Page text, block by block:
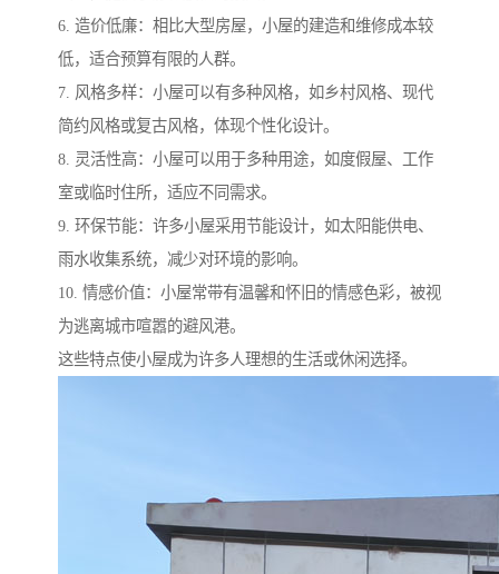
6. 造价低廉：相比大型房屋，小屋的建造和维修成本较
低，适合预算有限的人群。
7. 风格多样：小屋可以有多种风格，如乡村风格、现代
简约风格或复古风格，体现个性化设计。
8. 灵活性高：小屋可以用于多种用途，如度假屋、工作
室或临时住所，适应不同需求。
9. 环保节能：许多小屋采用节能设计，如太阳能供电、
雨水收集系统，减少对环境的影响。
10. 情感价值：小屋常带有温馨和怀旧的情感色彩，被视
为逃离城市喧嚣的避风港。
这些特点使小屋成为许多人理想的生活或休闲选择。